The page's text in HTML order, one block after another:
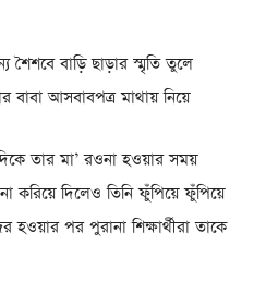
বাড়ি ছাড়ার স্মৃতি তুলে
বাবা আসবাবপত্র মাথায় নিয়ে
তার মা’ রওনা হওয়ার সময়
করিয়ে দিলেও তিনি ফুঁপিয়ে ফুঁপিয়ে
হওয়ার পর পুরানা শিক্ষার্থীরা তাকে